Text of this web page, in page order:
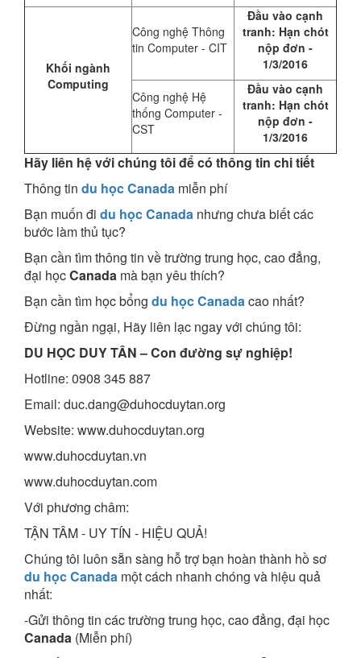
Khối ngành
Computing
Công nghệ Thông
tin Computer - CIT
Đầu vào cạnh
tranh: Hạn chót
nộp đơn -
1/3/2016
Công nghệ Hệ
thống Computer -
CST
Đầu vào cạnh
tranh: Hạn chót
nộp đơn -
1/3/2016
Hãy liên hệ với chúng tôi để có thông tin chi tiết
Thông tin du học Canada miễn phí
Bạn muốn đi du học Canada nhưng chưa biết các
bước làm thủ tục?
Bạn cần tìm thông tin về trường trung học, cao đẳng,
đại họcCanada mà bạn yêu thích?
Bạn cần tìm học bổng du học Canadacao nhất?
Đừng ngần ngại, Hãy liên lạc ngay với chúng tôi:
DU HỌC DUY TÂN – Con đường sự nghiệp!
Hotline: 0908 345 887
Email: duc.dang@duhocduytan.org
Website: www.duhocduytan.org
www.duhocduytan.vn
www.duhocduytan.com
Với phương châm:
TẬN TÂM - UY TÍN - HIỆU QUẢ!
Chúng tôi luôn sẵn sàng hỗ trợ bạn hoàn thành hồ sơ
du học Canada một cách nhanh chóng và hiệu quả
nhất:
-Gửi thông tin các trường trung học, cao đẳng, đại học
Canada (Miễn phí)